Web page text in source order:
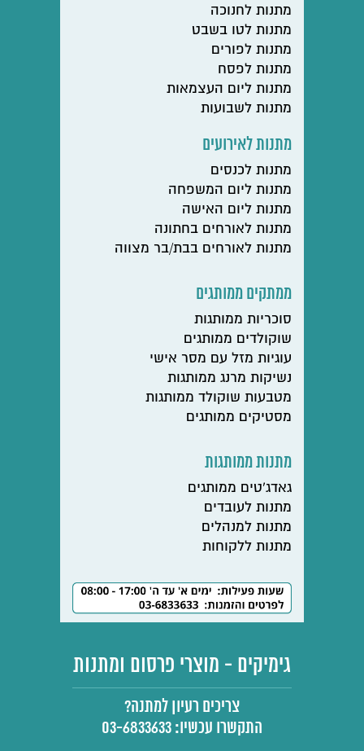
מתנות לחנוכה
מתנות לטו בשבט
מתנות לפורים
מתנות לפסח
מתנות ליום העצמאות
מתנות לשבועות
מתנות לאירועים
מתנות לכנסים
מתנות ליום המשפחה
מתנות ליום האישה
מתנות לאורחים בחתונה
מתנות לאורחים בבת/בר מצווה
ממתקים ממותגים
סוכריות ממותגות
שוקולדים ממותגים
עוגיות מזל עם מסר אישי
נשיקות מרנג ממותגות
מטבעות שוקולד ממותגות
מסטיקים ממותגים
מתנות ממותגות
גאדג'טים ממותגים
מתנות לעובדים
מתנות למנהלים
מתנות ללקוחות
גימיקים - מוצרי פרסום ומתנות
צריכים רעיון למתנה?
התקשרו עכשיו:03-6833633